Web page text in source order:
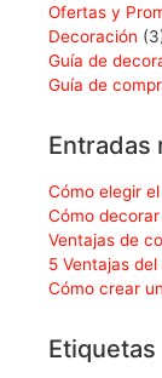
Ofertas y
Decoración
Guía de
Guía de
Entradas
Cómo elegir
Cómo
Ventajas de
5 Ventajas
Cómo crear
Etiquetas